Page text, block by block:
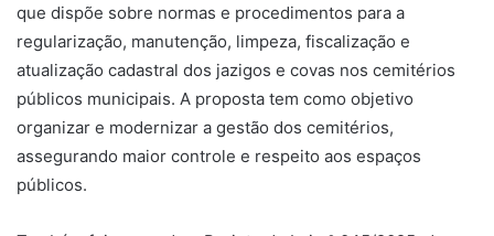
que dispõe sobre normas e procedimentos para a
regularização, manutenção, limpeza, fiscalização e
atualização cadastral dos jazigos e covas nos cemitérios
públicos municipais. A proposta tem como objetivo
organizar e modernizar a gestão dos cemitérios,
assegurando maior controle e respeito aos espaços
públicos.